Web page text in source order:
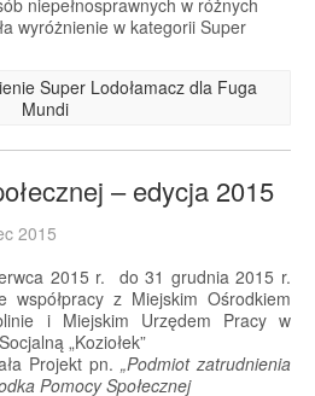
niepełnosprawnych w różnych
wyróżnienie w kategorii Super
Super Lodołamacz dla Fuga
Mundi
– edycja 2015
2015
2015 r. do 31 grudnia 2015 r.
współpracy z Miejskim Ośrodkiem
i Miejskim Urzędem Pracy w
„Koziołek”
Projekt pn. „Podmiot zatrudnienia
Pomocy Społecznej